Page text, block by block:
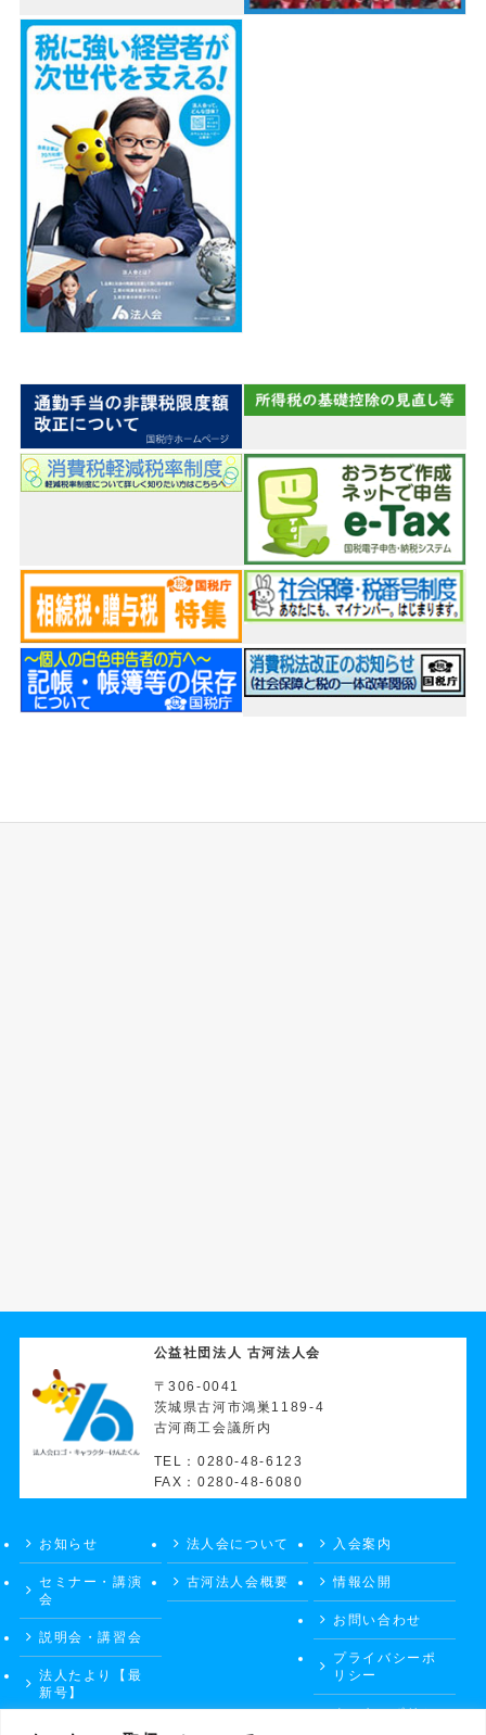
公益社団法人 古河法人会
〒306-0041
茨城県古河市鴻巣1189-4
古河商工会議所内
TEL：0280-48-6123
FAX：0280-48-6080
お知らせ
セミナー・講演
会
説明会・講習会
法人たより【最
新号】
法人会について
古河法人会概要
入会案内
情報公開
お問い合わせ
プライバシーポ
リシー
クッキーポリシ